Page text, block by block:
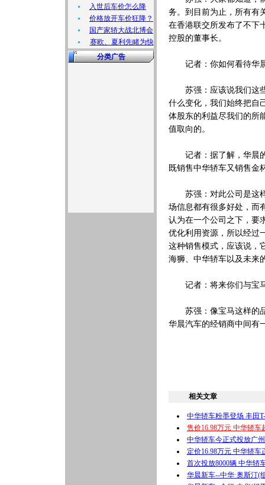
入世后车价怎么降
价格放开车价狂降？
国产家轿大战北博会
赛欧、夏利先睹为快
分类广告
务。到目前为止，所有有
在香港联交所发布了不下
控股的董事长。
记者：你如何看待华
苏强：应该说我们这些
什么变化，我们始终把自
体股东的利益尽我们的所
值取向的。
记者：据了解，华晨的
既销售中华轿车又销售金
苏强：对此公司是这样
场信息都有很多好处，而
认为在一个公司之下，要
优化利用资源，所以经过
这种销售模式，应该说，
海狮、中华轿车以及未来
记者：将来你们与宝马
苏强：像宝马这样的品
华晨汽车的经销商中间有
相关文章
中华轿车粉墨登场 丰田
售价16.98万元 中华轿车
中华轿车今正式投放广
定价16.98万元 中华轿
首次投放8000辆 中华轿
华晨新车--中华·奥斯汀(